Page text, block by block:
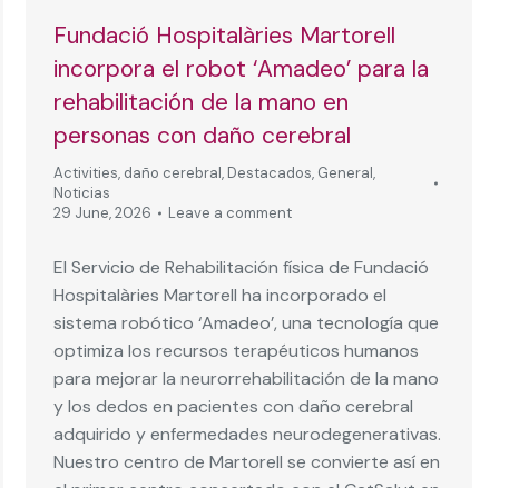
Fundació Hospitalàries Martorell
incorpora el robot ‘Amadeo’ para la
rehabilitación de la mano en
personas con daño cerebral
Activities, daño cerebral, Destacados, General,
Noticias
29 June, 2026
Leave a comment
El Servicio de Rehabilitación física de Fundació
Hospitalàries Martorell ha incorporado el
sistema robótico ‘Amadeo’, una tecnología que
optimiza los recursos terapéuticos humanos
para mejorar la neurorrehabilitación de la mano
y los dedos en pacientes con daño cerebral
adquirido y enfermedades neurodegenerativas.
Nuestro centro de Martorell se convierte así en